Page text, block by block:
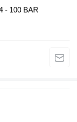
- 100 BAR